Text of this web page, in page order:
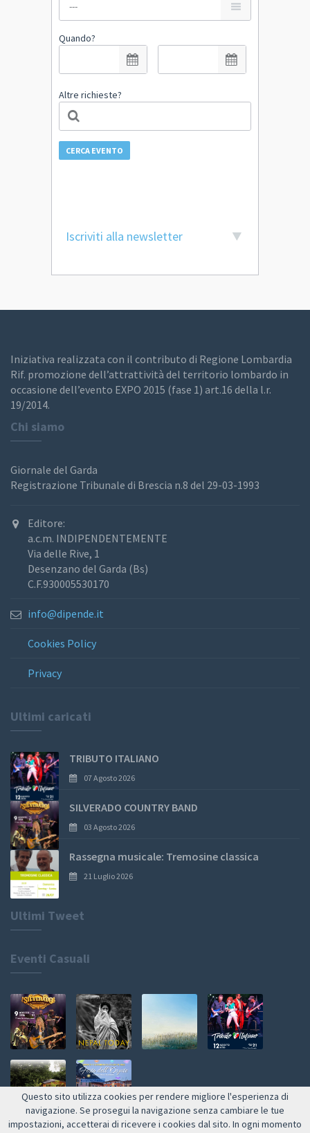
Quando?
Altre richieste?
CERCA EVENTO
Iscriviti alla newsletter
Iniziativa realizzata con il contributo di Regione Lombardia
Rif. promozione dell’attrattività del territorio lombardo in
occasione dell’evento EXPO 2015 (fase 1) art.16 della l.r.
19/2014.
Chi siamo
Giornale del Garda
Registrazione Tribunale di Brescia n.8 del 29-03-1993
Editore:
a.c.m. INDIPENDENTEMENTE
Via delle Rive, 1
Desenzano del Garda (Bs)
C.F.930005530170
info@dipende.it
Cookies Policy
Privacy
Ultimi caricati
TRIBUTO ITALIANO
07 Agosto 2026
SILVERADO COUNTRY BAND
03 Agosto 2026
Rassegna musicale: Tremosine classica
21 Luglio 2026
Ultimi Tweet
Eventi Casuali
Questo sito utilizza cookies per rendere migliore l'esperienza di
navigazione. Se prosegui la navigazione senza cambiare le tue
impostazioni, accetterai di ricevere i cookies dal sito. In ogni momento